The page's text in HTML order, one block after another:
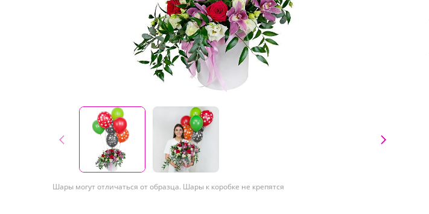
Шары могут отличаться от образца. Шары к коробке не крепятся